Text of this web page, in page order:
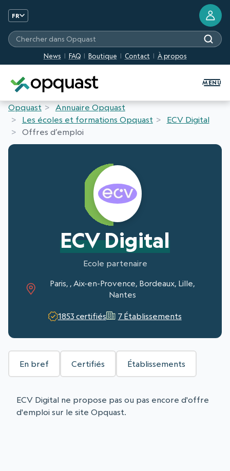
FR
News FAQ Boutique Contact À propos
Chercher dans Opquast
MENU
Opquast
Annuaire Opquast
Les écoles et formations Opquast
ECV Digital
Offres d’emploi
ECV Digital
Ecole partenaire
Paris, , Aix-en-Provence, Bordeaux, Lille,
Nantes
1853 certifiés 7 Établissements
En bref Certifiés Établissements
ECV Digital ne propose pas ou pas encore d'offre
d'emploi sur le site Opquast.